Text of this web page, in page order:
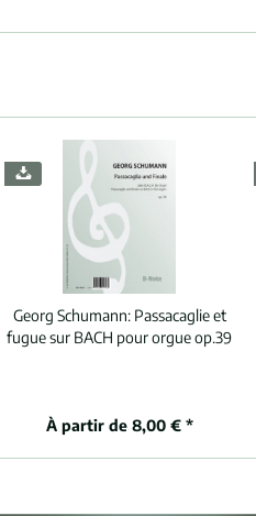
Georg Schumann: Passacaglie et
fugue sur BACH pour orgue op.39
À partir de 8,00 € *